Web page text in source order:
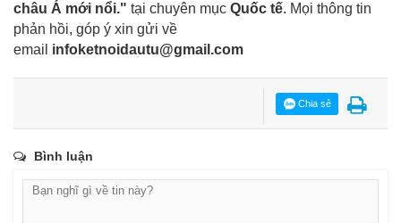
châu Á mới nổi." tại chuyên mục Quốc tế. Mọi thông tin
phản hồi, góp ý xin gửi về
email infoketnoidautu@gmail.com
Chia sẻ
Bình luận